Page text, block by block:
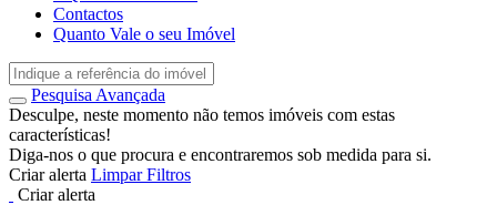
Contactos
Quanto Vale o seu Imóvel
Pesquisa Avançada
Desculpe, neste momento não temos imóveis com estas
características!
Diga-nos o que procura e encontraremos sob medida para si.
Criar alerta Limpar Filtros
Criar alerta